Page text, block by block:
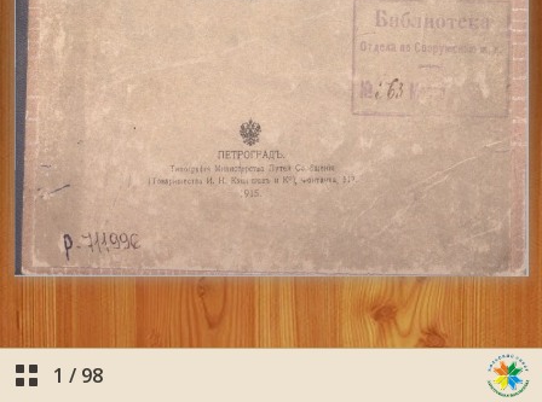
1 / 98